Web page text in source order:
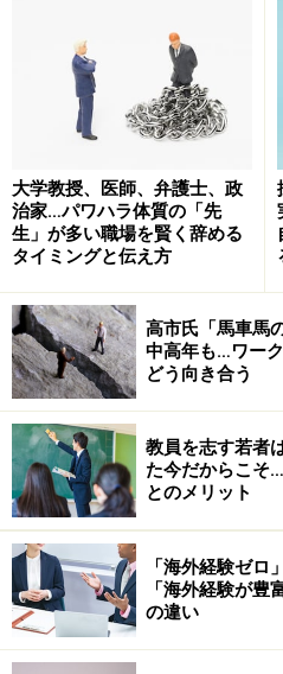
次のページでは、人材紹介
※記事内容は執筆時点のものです
大学教授、医師、弁護士、政
治家…パワハラ体質の「先
生」が多い職場を賢く辞める
タイミングと伝え方
高市氏「馬車馬
中高年も…ワー
どう向き合う
教員を志す若者
た今だからこそ
とのメリット
「海外経験ゼロ
「海外経験が豊
の違い